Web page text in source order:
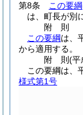
第8条
この要綱
は、町長が別
附 則
この要綱は、
から適用する。
附 則(平
この要綱は、
様式第1号